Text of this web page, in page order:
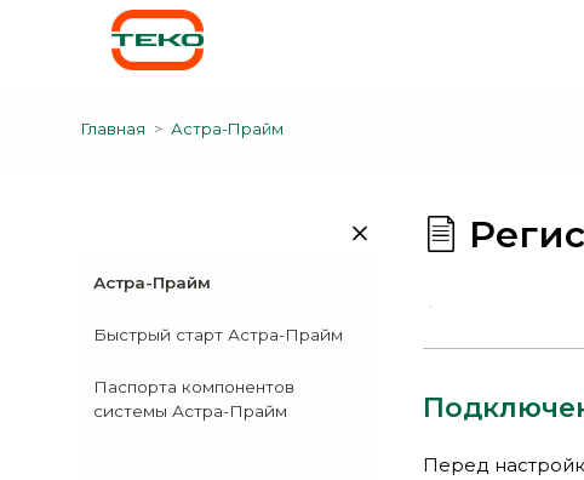
Главная Астра-Прайм
Астра-Прайм
Быстрый старт Астра-Прайм
Паспорта компонентов
системы Астра-Прайм
Перед